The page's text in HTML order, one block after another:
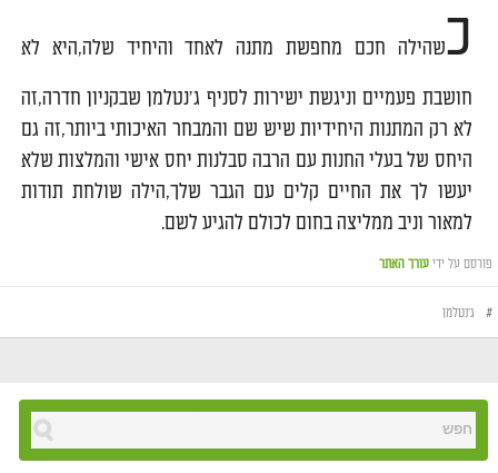
כשהילה חכם מחפשת מתנה לאחד והיחיד שלה,היא לא
חושבת פעמיים וניגשת ישירות לסניף ג'נטלמן שבקניון חדרה,זה
לא רק המתנות היחידיות שיש שם והמבחר האיכותי ביותר,זה גם
היחס של בעלי החנות עם הרבה סבלנות יחס אישי והמלצות שלא
יעשו לך את החיים קלים עם הגבר שלך,הילה שולחת תודות
למאור וניב ממליצה בחום לכולם להגיע לשם.
פורסם על ידי עורך האתר
# ג׳נטלמן